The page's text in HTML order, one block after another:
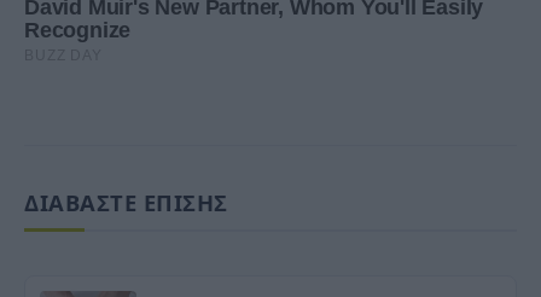
ΔΙΑΒΑΣΤΕ ΕΠΙΣΗΣ